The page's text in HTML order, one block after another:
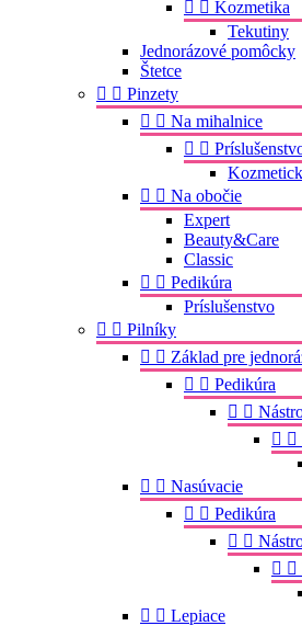
  Kozmetika
Tekutiny
Jednorázové pomôcky
Štetce
  Pinzety
  Na mihalnice
 
  Na obočie
Expert
Beauty&Care
Classic
  Pedikúra
Príslušenstvo
  Pilníky
  Základ pre
  Pedikúra
 
 
  Nasúvacie
  Pedikúra
 
 
  Lepiace